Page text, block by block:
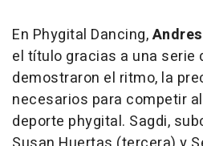
En Phygital Dancing,
el título gracias a una serie
demostraron el ritmo, la
necesarios para competir
deporte phygital. Sagdi,